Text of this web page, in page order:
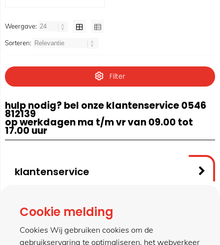
Weergave:
Sorteren:
Filter
hulp nodig? bel onze klantenservice 0546
812139
op werkdagen ma t/m vr van 09.00 tot
17.00 uur
klantenservice
contact
Cookie melding
Cookies Wij gebruiken cookies om de
gebruikservaring te optimaliseren, het webverkeer